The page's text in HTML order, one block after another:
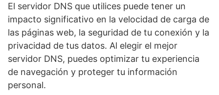
El servidor DNS que utilices puede tener un
impacto significativo en la velocidad de carga de
las páginas web, la seguridad de tu conexión y la
privacidad de tus datos. Al elegir el mejor
servidor DNS, puedes optimizar tu experiencia
de navegación y proteger tu información
personal.